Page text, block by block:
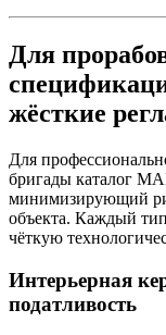
Для
жёсткие
Для
бригады каталог
минимизирующий
объекта. Каждый
чёткую
Интерьерная
податливость